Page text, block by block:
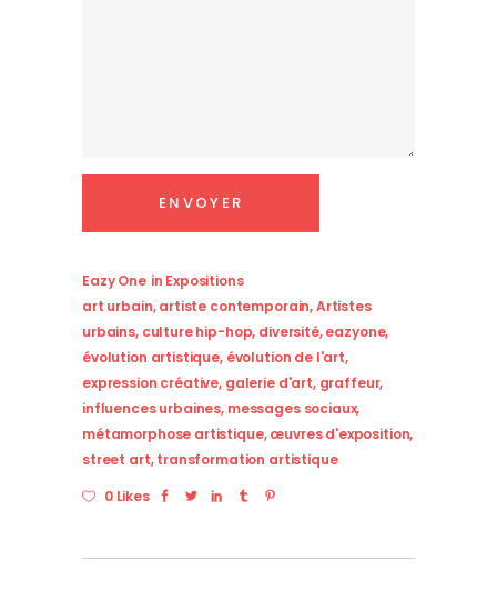
Eazy One in Expositions
art urbain,artiste contemporain,Artistes
urbains, culture hip-hop, diversité,eazyone,
évolution artistique, évolution de l'art,
expression créative, galerie d'art, graffeur,
influences urbaines, messages sociaux,
métamorphose artistique,œuvres d'exposition,
street art,transformation artistique
0 Likes